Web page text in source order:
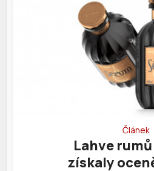
Článek
Lahve
získaly